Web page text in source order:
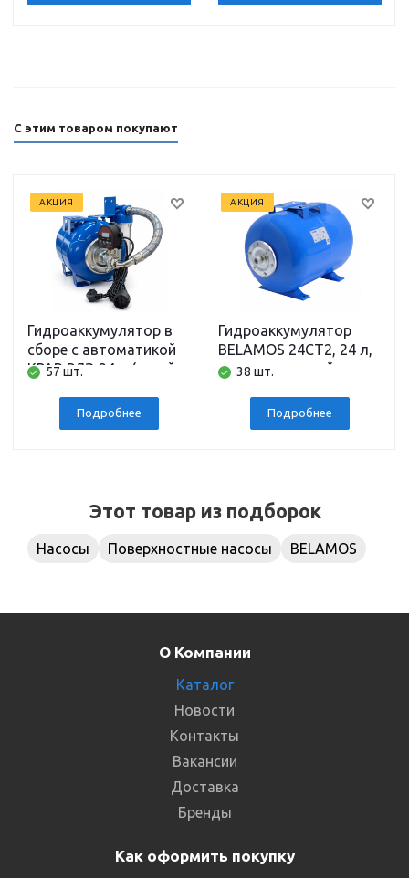
м) кабель 1,5 м.
С этим товаром покупают
АКЦИЯ
Гидроаккумулятор в
сборе с автоматикой
КРАВ РДЭ 24 л (сухой
гидробак)
57 шт.
Подробнее
АКЦИЯ
Гидроаккумулятор
BELAMOS 24CT2, 24 л,
горизонтальный,
38 шт.
Подробнее
Этот товар из подборок
Насосы Поверхностные насосы BELAMOS
О Компании
Каталог
Новости
Контакты
Вакансии
Доставка
Бренды
Как оформить покупку